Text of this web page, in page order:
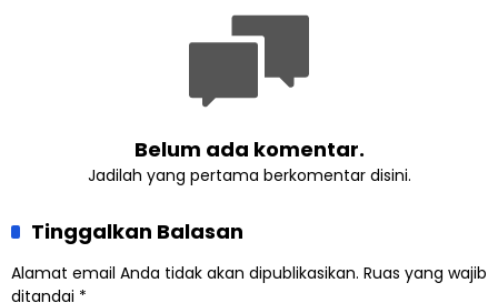
Belum ada komentar.
Jadilah yang pertama berkomentar disini.
Tinggalkan Balasan
Alamat email Anda tidak akan dipublikasikan. Ruas yang wajib
ditandai *